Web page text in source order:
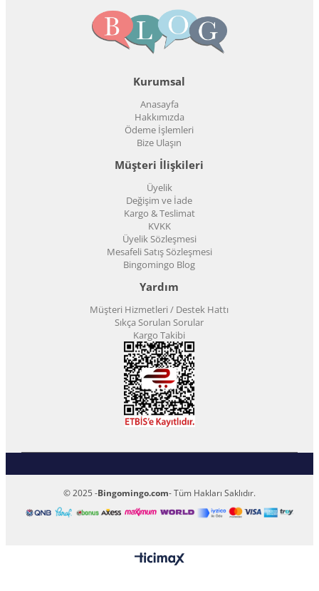
Kurumsal
Anasayfa
Hakkımızda
Ödeme İşlemleri
Bize Ulaşın
Müşteri İlişkileri
Üyelik
Değişim ve İade
Kargo & Teslimat
KVKK
Üyelik Sözleşmesi
Mesafeli Satış Sözleşmesi
Bingomingo Blog
Yardım
Müşteri Hizmetleri / Destek Hattı
Sıkça Sorulan Sorular
Kargo Takibi
© 2025 -Bingomingo.com- Tüm Hakları Saklıdır.